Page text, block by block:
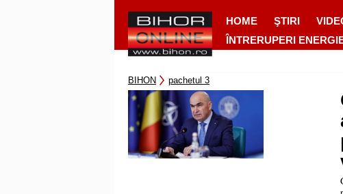
HOME ŞTIRI
ÎNTRERUPERI
BIHON pachetul 3